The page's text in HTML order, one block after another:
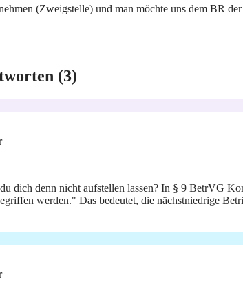
(Zweigstelle) und man möchte uns dem BR
(3)
dich denn nicht aufstellen lassen? In § 9 BetrVG
werden." Das bedeutet, die nächstniedrige